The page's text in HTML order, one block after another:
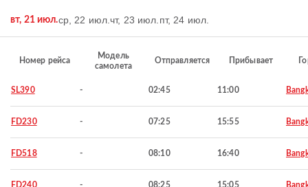
вт, 21 июл.ср, 22 июл.чт, 23 июл. пт, 24 июл.
Номер рейса
Модель
самолета
Отправляется Прибывает
SL390 - 02:45 11:00
FD230 - 07:25 15:55
FD518 - 08:10 16:40
FD240 - 08:25 15:05